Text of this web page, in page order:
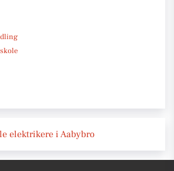
elektrikere i Aabybro